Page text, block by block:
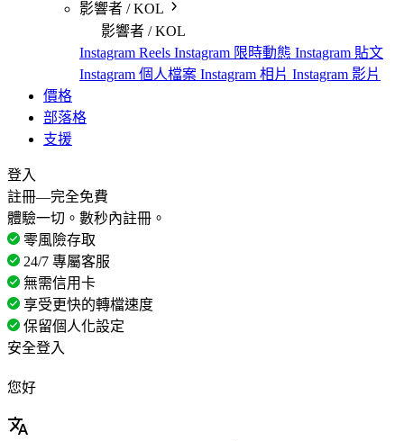
影響者 / KOL
影響者 / KOL
Instagram Reels Instagram 限時動態 Instagram 貼文
Instagram 個人檔案 Instagram 相片 Instagram 影片
價格
部落格
支援
登入
註冊—完全免費
體驗一切。數秒內註冊。
零風險存取
24/7 專屬客服
無需信用卡
享受更快的轉檔速度
保留個人化設定
安全登入
您好